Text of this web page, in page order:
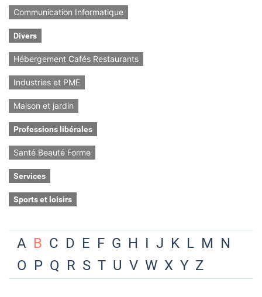
Communication Informatique
Divers
Hébergement Cafés Restaurants
Industries et PME
Maison et jardin
Professions libérales
Santé Beauté Forme
Services
Sports et loisirs
A B C D E F G H I J K L M N
O P Q R S T U V W X Y Z